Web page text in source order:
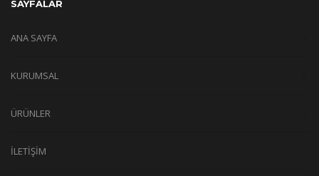
SAYFALAR
ANA SAYFA
KURUMSAL
ÜRÜNLER
İLETİŞİM